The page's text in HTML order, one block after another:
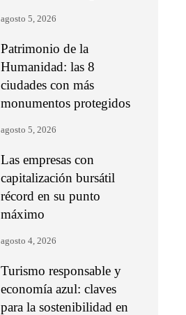
agosto 5, 2026
Patrimonio de la
Humanidad: las 8
ciudades con más
monumentos protegidos
agosto 5, 2026
Las empresas con
capitalización bursátil
récord en su punto
máximo
agosto 4, 2026
Turismo responsable y
economía azul: claves
para la sostenibilidad en